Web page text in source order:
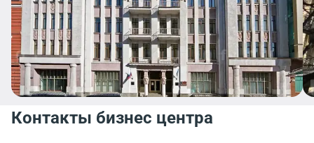
Контакты бизнес центра